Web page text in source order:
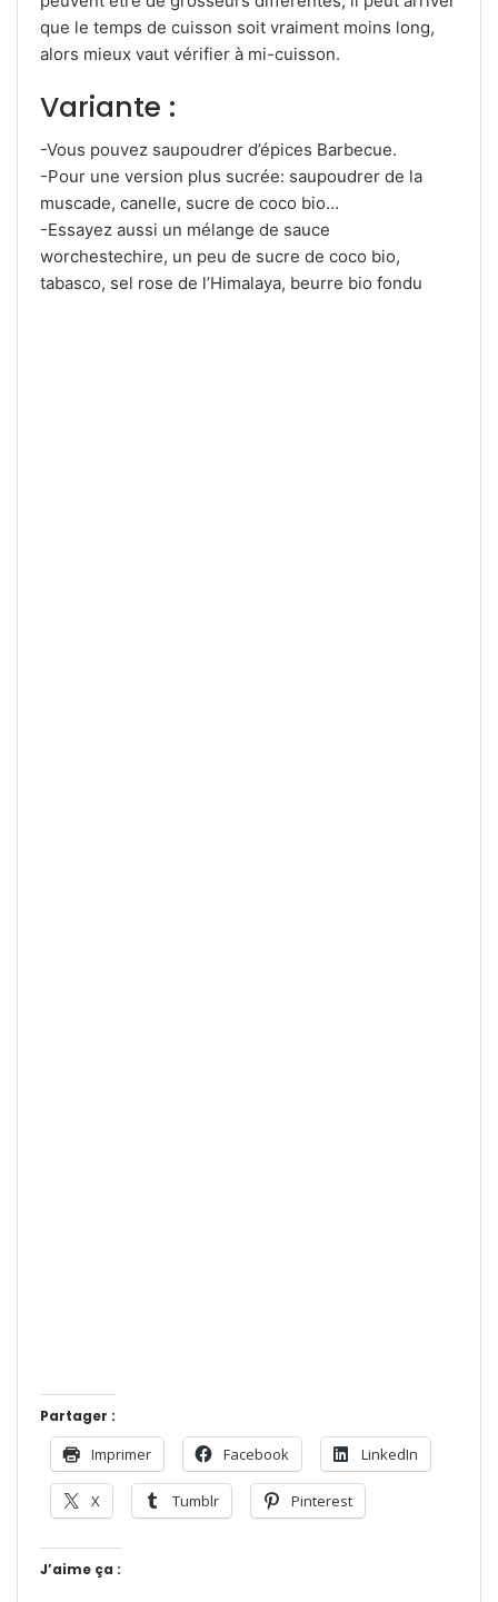
que le temps de cuisson soit vraiment moins long,
alors mieux vaut vérifier à mi-cuisson.
Variante :
-Vous pouvez saupoudrer d’épices Barbecue.
-Pour une version plus sucrée: saupoudrer de la
muscade, canelle, sucre de coco bio…
-Essayez aussi un mélange de sauce
worchestechire, un peu de sucre de coco bio,
tabasco, sel rose de l’Himalaya, beurre bio fondu
Partager :
Imprimer Facebook LinkedIn
X Tumblr Pinterest
J’aime ça :